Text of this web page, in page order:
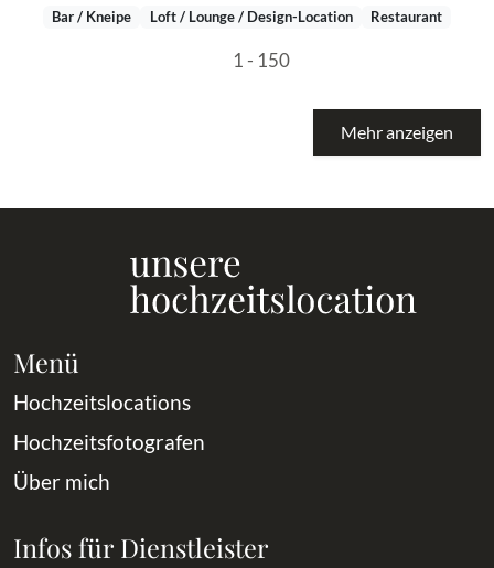
Bar / Kneipe Loft / Lounge / Design-Location Restaurant
1 - 150
Mehr anzeigen
Menü
Hochzeitslocations
Hochzeitsfotografen
Über mich
Infos für Dienstleister